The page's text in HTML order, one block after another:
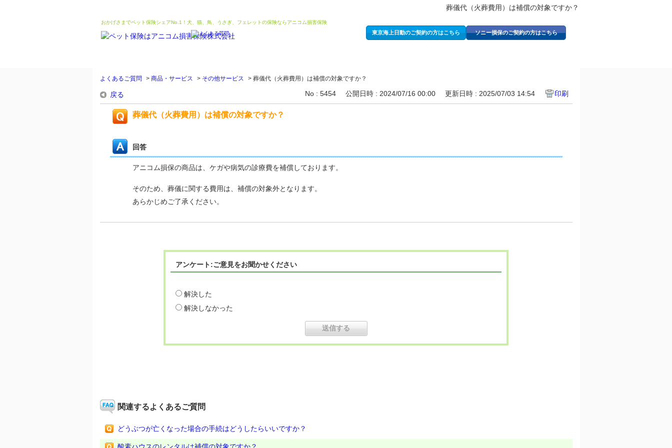
葬儀代（火葬費用）は補償の対象ですか？
おかげさまでペット保険シェアNo.1！犬、猫、鳥、うさぎ、フェレットの保険ならアニコム損害保険
東京海上日動のご契約の方はこちら ソニー損保のご契約の方はこちら
よくあるご質問 > 商品・サービス > その他サービス > 葬儀代（火葬費用）は補償の対象ですか？
戻る No : 5454 公開日時 : 2024/07/16 00:00 更新日時 : 2025/07/03 14:54 印刷
葬儀代（火葬費用）は補償の対象ですか？
回答
アニコム損保の商品は、ケガや病気の診療費を補償しております。
そのため、葬儀に関する費用は、補償の対象外となります。
あらかじめご了承ください。
アンケート:ご意見をお聞かせください
解決した
解決しなかった
関連するよくあるご質問
どうぶつが亡くなった場合の手続はどうしたらいいですか？